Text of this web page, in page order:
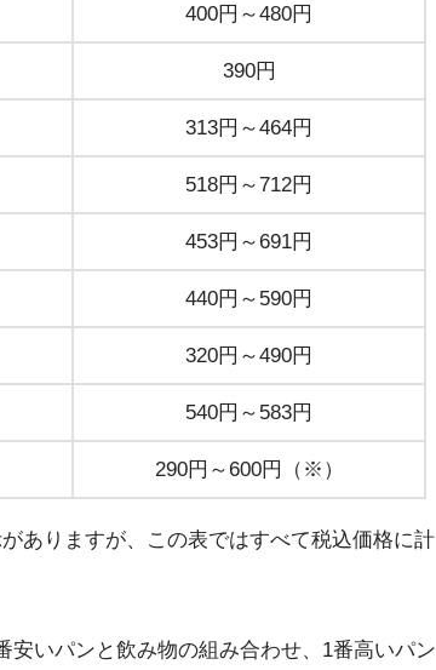
400円～480円
390円
313円～464円
518円～712円
453円～691円
440円～590円
320円～490円
540円～583円
290円～600円（※）
ありますが、この表ではすべて税込価格に計
安いパンと飲み物の組み合わせ、1番高いパン